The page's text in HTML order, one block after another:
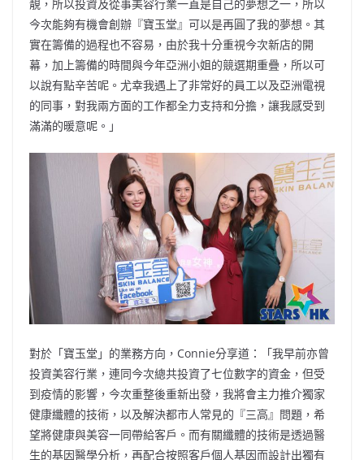
靚，所以投資及從事美容行業一直是自己的夢想之一，所以
今次能夠有機會創辦『寶玉堂』可以是再圓了我的夢想。其
實在籌備的過程也不容易，由於我十分重視今次新店的開
幕，加上籌備的時間與今年亞洲小姐的競選期重疊，所以可
以說有點辛苦呢。尤幸我遇上了非常好的員工以及亞洲電視
的同事，對我兩方面的工作都全力支持和分擔，讓我感受到
滿滿的暖意呢。」
對於「寶玉堂」的業務方向，Connie分享道：「我早前亦曾
投資美容行業，連同今次總共投資了七位數字的資金，但受
到疫情的影響，今次重整後重新出發，我將會主力推介獨家
健康纖體的技術，以及解決都市人常見的『三高』問題，希
望將健康與美容一同帶給客戶。而有關纖體的技術是透過醫
生的基因醫學分析，再配合按照客戶個人基因而設計出獨有